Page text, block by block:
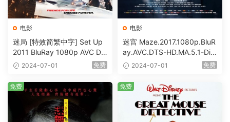
电影
迷局 [特效简繁中字] Set Up
2011 BluRay 1080p AVC DT
S-HD MA5.1-shhaclm@CHD
2024-07-01 免费
电影
迷宫 Maze.2017.1080p.BluR
ay.AVC.DTS-HD.MA.5.1-DiY
@HDHome [BDISO 19.7GB]
2024-07-01 免费
免费 免费